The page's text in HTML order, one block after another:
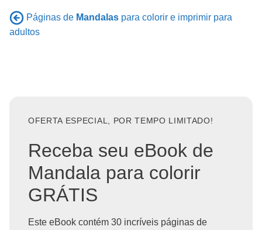
Páginas de Mandalas para colorir e imprimir para
adultos
OFERTA ESPECIAL, POR TEMPO LIMITADO!
Receba seu eBook de
Mandala para colorir
GRÁTIS
Este eBook contém 30 incríveis páginas de